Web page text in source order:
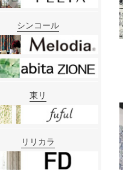
シンコール
東リ
リリカラ